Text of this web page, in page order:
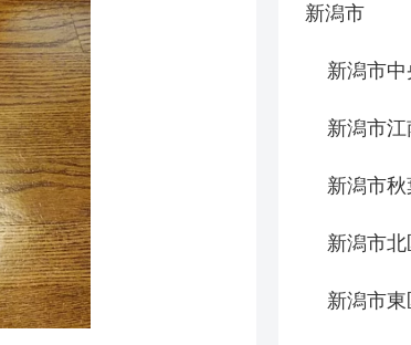
新潟市
新潟市中
新潟市江
新潟市秋
新潟市北
新潟市東